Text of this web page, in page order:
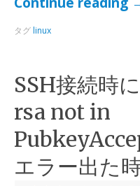
タグ linux
SSH接続時
rsa not in
エラー出た